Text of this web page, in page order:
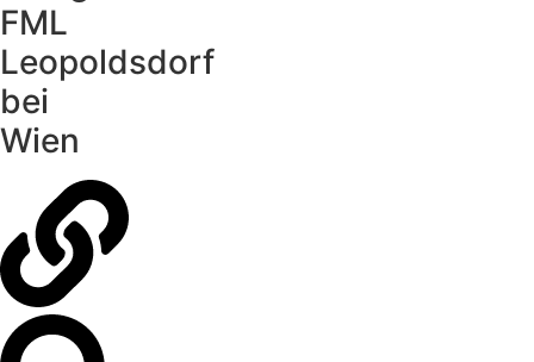
FML
Leopoldsdorf
bei
Wien